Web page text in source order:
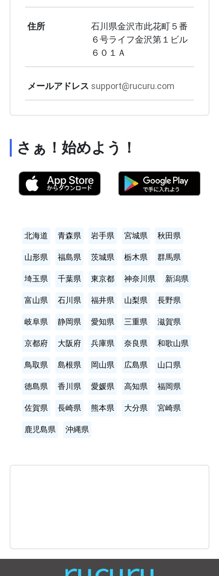
住所
石川県金沢市此花町５番
６号ライフ金沢第１ビル
６０１Ａ
メールアドレス support@rucuru.com
さぁ！始めよう！
北海道 青森県 岩手県 宮城県 秋田県
山形県 福島県 茨城県 栃木県 群馬県
埼玉県 千葉県 東京都 神奈川県 新潟県
富山県 石川県 福井県 山梨県 長野県
岐阜県 静岡県 愛知県 三重県 滋賀県
京都府 大阪府 兵庫県 奈良県 和歌山県
鳥取県 島根県 岡山県 広島県 山口県
徳島県 香川県 愛媛県 高知県 福岡県
佐賀県 長崎県 熊本県 大分県 宮崎県
鹿児島県 沖縄県